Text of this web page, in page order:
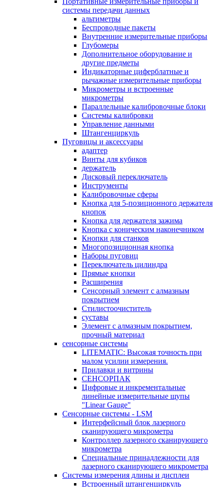
системы передачи данных
альтиметры
Беспроводные пакеты
Внутренние измерительные приборы
Глубомеры
Дополнительное оборудование и
другие предметы
Индикаторные циферблатные и
рычажные измерительные приборы
Микрометры и встроенные
микрометры
Параллельные калибровочные блоки
Системы калибровки
Управление данными
Штангенциркуль
Пуговицы и аксессуары
адаптер
Винты для кубиков
держатель
Дисковый переключатель
Инструменты
Калибровочные сферы
Кнопка для 5-позиционного держателя
кнопок
Кнопка для держателя зажима
Кнопка с коническим наконечником
Кнопки для станков
Многопозиционная кнопка
Наборы пуговиц
Переключатель цилиндра
Прямые кнопки
Расширения
Сенсорный элемент с алмазным
покрытием
Стилистоочиститель
суставы
Элемент с алмазным покрытием,
прочный материал
сенсорные системы
LITEMATIC: Высокая точность при
малом усилии измерения.
Прилавки и витрины
СЕНСОРПАК
Цифровые и инкрементальные
линейные измерительные щупы
"Linear Gauge"
Сенсорные системы - LSM
Интерфейсный блок лазерного
сканирующего микрометра
Контроллер лазерного сканирующего
микрометра
Специальные принадлежности для
лазерного сканирующего микрометра
Системы измерения длины и дисплеи
Встроенный штангенциркуль